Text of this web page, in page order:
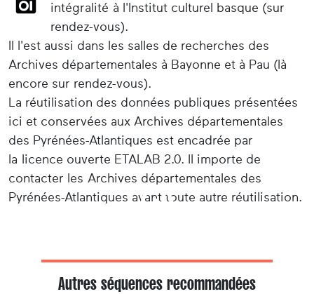
intégralité à l'Institut culturel basque (sur
rendez-vous).
Il l'est aussi dans les salles de recherches des
Archives départementales à Bayonne et à Pau (là
encore sur rendez-vous).
La réutilisation des données publiques présentées
ici et conservées aux Archives départementales
des Pyrénées-Atlantiques est encadrée par
la licence ouverte ETALAB 2.0. Il importe de
contacter les Archives départementales des
Pyrénées-Atlantiques avant toute autre réutilisation.
Autres séquences recommandées